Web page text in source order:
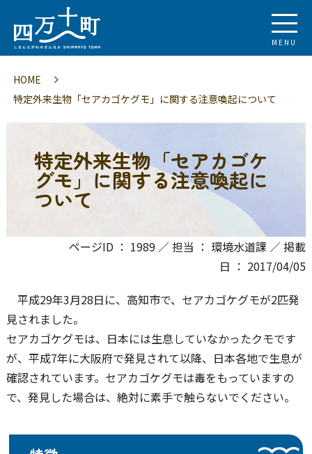
MENU
HOME
特定外来生物「セアカゴケグモ」に関する注意喚起について
特定外来生物「セアカゴケ
グモ」に関する注意喚起に
ついて
ページID ： 1989 ／ 担当 ： 環境水道課 ／ 掲載
日 ： 2017/04/05
平成29年3月28日に、高知市で、セアカゴケグモが2匹発
見されました。
セアカゴケグモは、日本には生息していなかったクモです
が、平成7年に大阪府で発見されて以降、日本各地で生息が
確認されています。セアカゴケグモは毒をもっていますの
で、発見した場合は、絶対に素手で触らないでください。